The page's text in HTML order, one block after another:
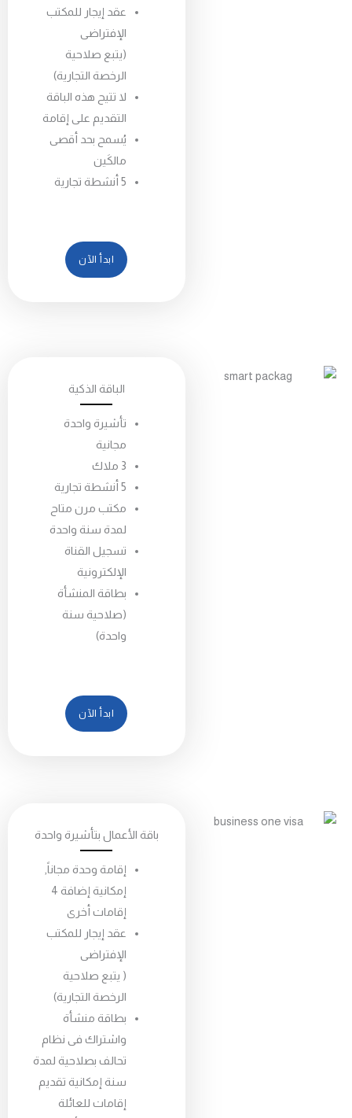
عقد إيجار للمكتب
الإفتراضى
(يتبع صلاحية
الرخصة التجارية)
لا تتيح هذه الباقة
التقديم على إقامة
يُسمح بحد أقصى
ابدأ الآن
الباقة الذكية
تأشيرة واحدة
مكتب مرن متاح
لمدة سنة واحدة
تسجيل القناة
الإلكترونية
بطاقة المنشأة
(صلاحية سنة
ابدأ الآن
باقة الأعمال بتأشيرة واحدة
إقامة وحدة مجاناً,
إمكانية إضافة 4
إقامات أخرى
عقد إيجار للمكتب
الإفتراضى
( يتبع صلاحية
الرخصة التجارية)
بطاقة منشأة
واشتراك فى نظام
تحالف بصلاحية لمدة
سنة إمكانية تقديم
إقامات للعائلة